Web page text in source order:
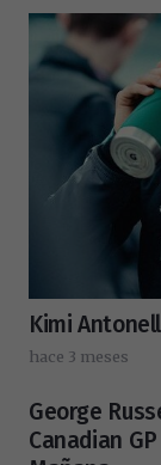
Kimi
hace 3 meses
George
Canadian